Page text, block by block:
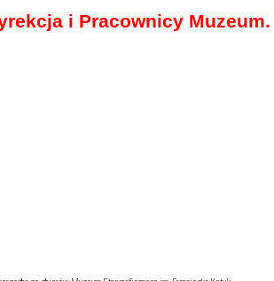
i Pracownicy Muzeum.